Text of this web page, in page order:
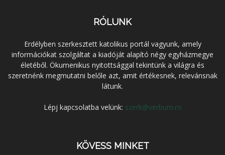
RÓLUNK
Erdélyben szerkesztett katolikus portál vagyunk, amely
információkat szolgáltat a kiadóját alapító négy egyházmegye
életéből. Ökumenikus nyitottsággal tekintünk a világra és
szeretnénk megmutatni belőle azt, amit értékesnek, relevánsnak
látunk.
Lépj kapcsolatba velünk: szerk@verbum.ro
KÖVESS MINKET